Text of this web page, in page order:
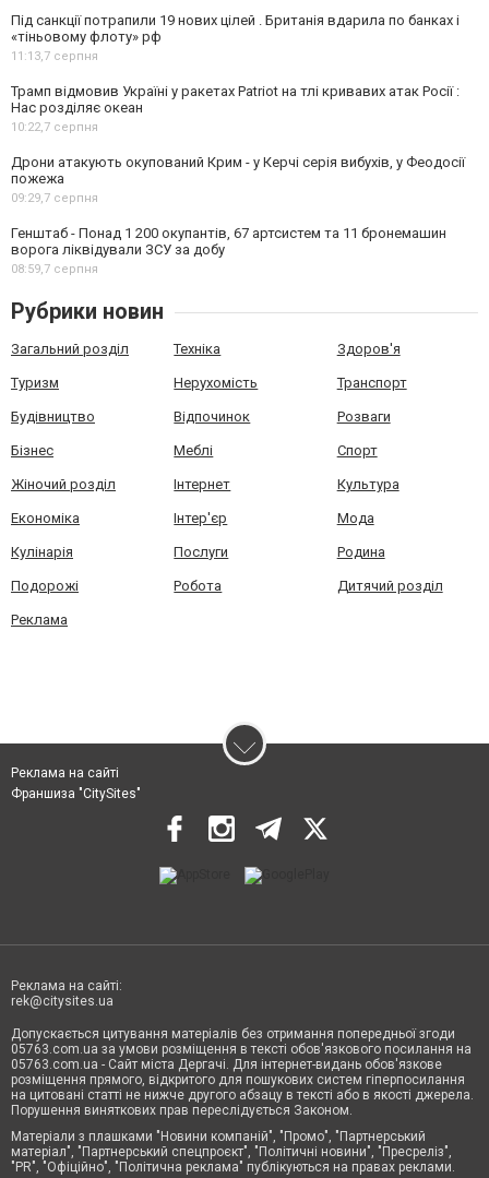
Під санкції потрапили 19 нових цілей . Британія вдарила по банках і
«тіньовому флоту» рф
11:13,7 серпня
Трамп відмовив Україні у ракетах Patriot на тлі кривавих атак Росії :
Нас розділяє океан
10:22,7 серпня
Дрони атакують окупований Крим - у Керчі серія вибухів, у Феодосії
пожежа
09:29,7 серпня
Генштаб - Понад 1 200 окупантів, 67 артсистем та 11 бронемашин
ворога ліквідували ЗСУ за добу
08:59,7 серпня
Рубрики новин
Загальний розділ Техніка Здоров'я
Туризм Нерухомість Транспорт
Будівництво Відпочинок Розваги
Бізнес Меблі Спорт
Жіночий розділ Інтернет Культура
Економіка Інтер'єр Мода
Кулінарія Послуги Родина
Подорожі Робота Дитячий розділ
Реклама
Реклама на сайті
Франшиза "CitySites"
Реклама на сайті:
rek@citysites.ua
Допускається цитування матеріалів без отримання попередньої згоди
05763.com.ua за умови розміщення в тексті обов'язкового посилання на
05763.com.ua - Сайт міста Дергачі. Для інтернет-видань обов'язкове
розміщення прямого, відкритого для пошукових систем гіперпосилання
на цитовані статті не нижче другого абзацу в тексті або в якості джерела.
Порушення виняткових прав переслідується Законом.
Матеріали з плашками "Новини компаній", "Промо", "Партнерський
матеріал", "Партнерський спецпроєкт", "Політичні новини", "Пресреліз",
"PR", "Офіційно", "Політична реклама" публікуються на правах реклами.